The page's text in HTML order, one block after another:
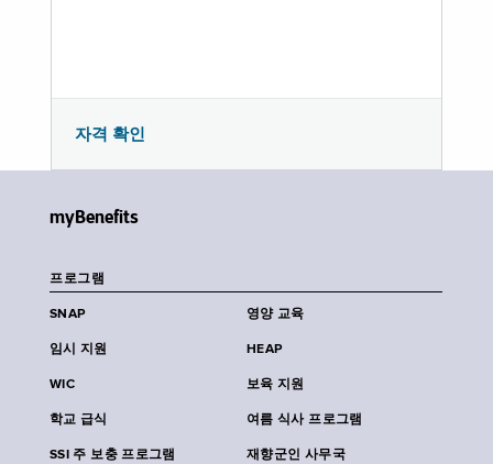
자격 확인
myBenefits
프로그램
SNAP 영양 교육
임시 지원 HEAP
WIC 보육 지원
학교 급식 여름 식사 프로그램
SSI 주 보충 프로그램 재향군인 사무국